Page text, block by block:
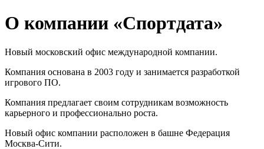
О компании «Спортдата»
Новый московский офис международной компании.
Компания основана в 2003 году и занимается разработкой
игрового ПО.
Компания предлагает своим сотрудникам возможность
карьерного и профессионально роста.
Новый офис компании расположен в башне Федерация
Москва-Сити.